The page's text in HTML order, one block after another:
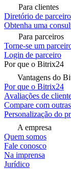
Para clientes
Diretório de
Obtenha uma
Para parceiros
Torne-se um
Login de parceiro
Por que o Bitrix24
Vantagens do
Por que o Bitrix24
Avaliações de
Compare com
Personalização do
A empresa
Quem somos
Fale conosco
Na imprensa
Jurídico